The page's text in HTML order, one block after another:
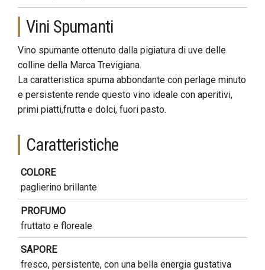
Vini Spumanti
Vino spumante ottenuto dalla pigiatura di uve delle
colline della Marca Trevigiana.
La caratteristica spuma abbondante con perlage minuto
e persistente rende questo vino ideale con aperitivi,
primi piatti,frutta e dolci, fuori pasto.
Caratteristiche
COLORE
paglierino brillante
PROFUMO
fruttato e floreale
SAPORE
fresco, persistente, con una bella energia gustativa